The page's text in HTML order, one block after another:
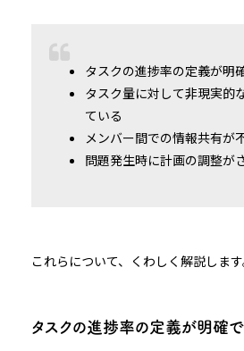
タスクの進捗率の定義が明
タスク量に対して非現実的
ている
メンバー間での情報共有が
問題発生時に計画の調整が
これらについて、くわしく解説します
タスクの進捗率の定義が明確